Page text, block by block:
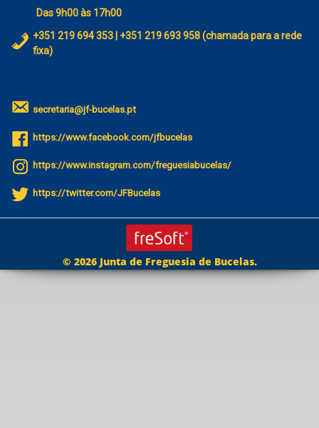
Das 9h00 às 17h00
+351 219 694 353 | +351 219 693 958 (chamada para a rede
fixa)
secretaria@jf-bucelas.pt
https://www.facebook.com/jfbucelas
https://www.instagram.com/freguesiabucelas/
https://twitter.com/JFBucelas
© 2026 Junta de Freguesia de Bucelas.